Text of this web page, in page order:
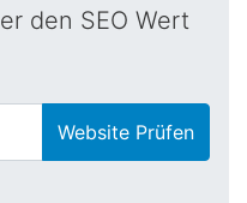
den SEO Wert
Website Prüfen